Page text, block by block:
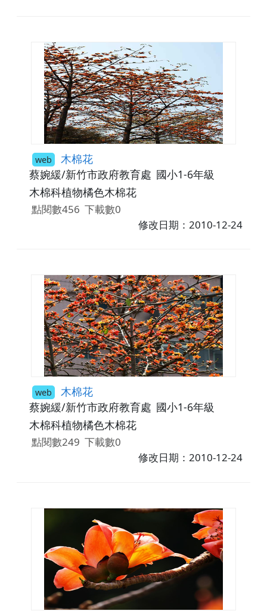
web 木棉花
蔡婉緩/新竹市政府教育處 國小1-6年級
木棉科植物橘色木棉花
點閱數456 下載數0
修改日期：2010-12-24
web 木棉花
蔡婉緩/新竹市政府教育處 國小1-6年級
木棉科植物橘色木棉花
點閱數249 下載數0
修改日期：2010-12-24